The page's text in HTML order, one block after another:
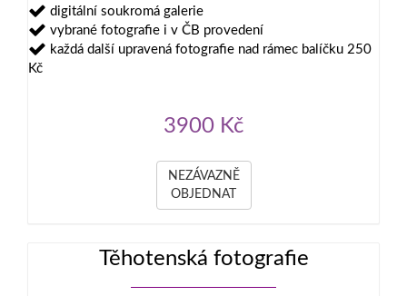
digitální soukromá galerie
vybrané fotografie i v ČB provedení
každá další upravená fotografie nad rámec balíčku 250
Kč
3900 Kč
NEZÁVAZNĚ
OBJEDNAT
Těhotenská fotografie